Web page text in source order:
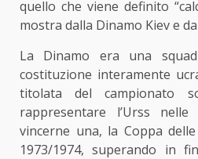
quello che viene definito
mostra dalla Dinamo Kiev e
La Dinamo era una
costituzione interamente
titolata del campionato
rappresentare l’Urss
vincerne una, la Coppa
1973/1974, superando in